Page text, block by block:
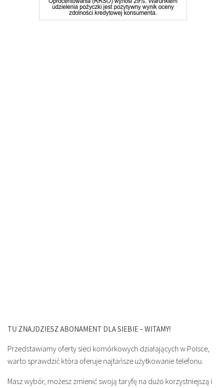
TU ZNAJDZIESZ ABONAMENT DLA SIEBIE – WITAMY!
Przedstawiamy oferty sieci komórkowych działających w Polsce,
warto sprawdzić która oferuje najtańsze użytkowanie telefonu.
Masz wybór, możesz zmienić swoją taryfę na dużo korzystniejszą i